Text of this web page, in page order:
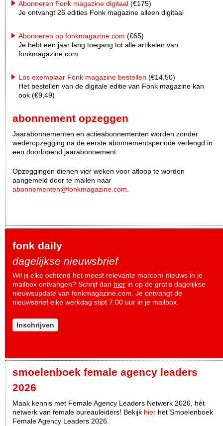
Abonneren Fonk magazine digitaal (€175)
Je ontvangt 26 edities Fonk magazine alleen digitaal
Abonneren op fonkmagazine.com (€65)
Je hebt een jaar lang toegang tot alle artikelen van
fonkmagazine.com
Los exemplaar Fonk magazine bestellen (€14,50)
Het bestellen van de digitale editie van Fonk magazine kan
ook (€9,49)
abonnement opzeggen
Jaarabonnementen en actieabonnementen worden zonder
wederopzegging na de eerste abonnementsperiode verlengd in
een doorlopend jaarabonnement.
Opzeggingen dienen vier weken voor afloop te worden
aangemeld door te mailen naar
abonnementen@fonkmagazine.com
fonk daily
dagelijkse nieuwsbrief
Wil jij elke ochtend het meest relevante marcom-nieuws in je
mailbox ontvangen? Schrijf dan hier in op de gratis dagelijkse
nieuwsupdate van fonkmagazine.com. Je ontvangt de
nieuwsbrief elke werkdag stipt 7.00 uur in je mailbox.
Inschrijven
smoelenboek female agency leaders
2026
Maak kennis met Female Agency Leaders Netwerk 2026, hèt
netwerk van female bureauleiders! Bekijk hier het Smoelenboek
Female Agency Leaders 2026.